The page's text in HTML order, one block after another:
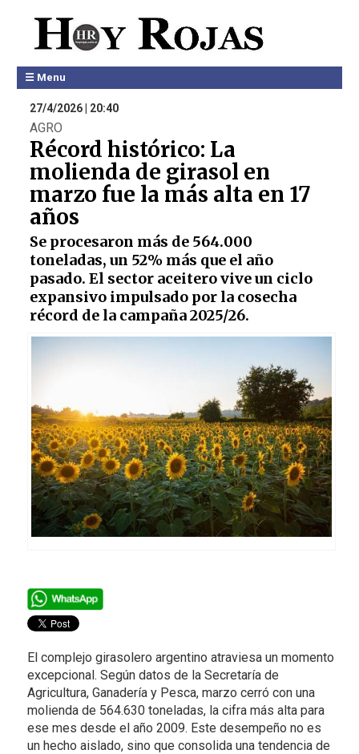
☰ Menu
27/4/2026 | 20:40
AGRO
Récord histórico: La
molienda de girasol en
marzo fue la más alta en 17
años
Se procesaron más de 564.000
toneladas, un 52% más que el año
pasado. El sector aceitero vive un ciclo
expansivo impulsado por la cosecha
récord de la campaña 2025/26.
El complejo girasolero argentino atraviesa un momento
excepcional. Según datos de la Secretaría de
Agricultura, Ganadería y Pesca, marzo cerró con una
molienda de 564.630 toneladas, la cifra más alta para
ese mes desde el año 2009. Este desempeño no es
un hecho aislado, sino que consolida una tendencia de